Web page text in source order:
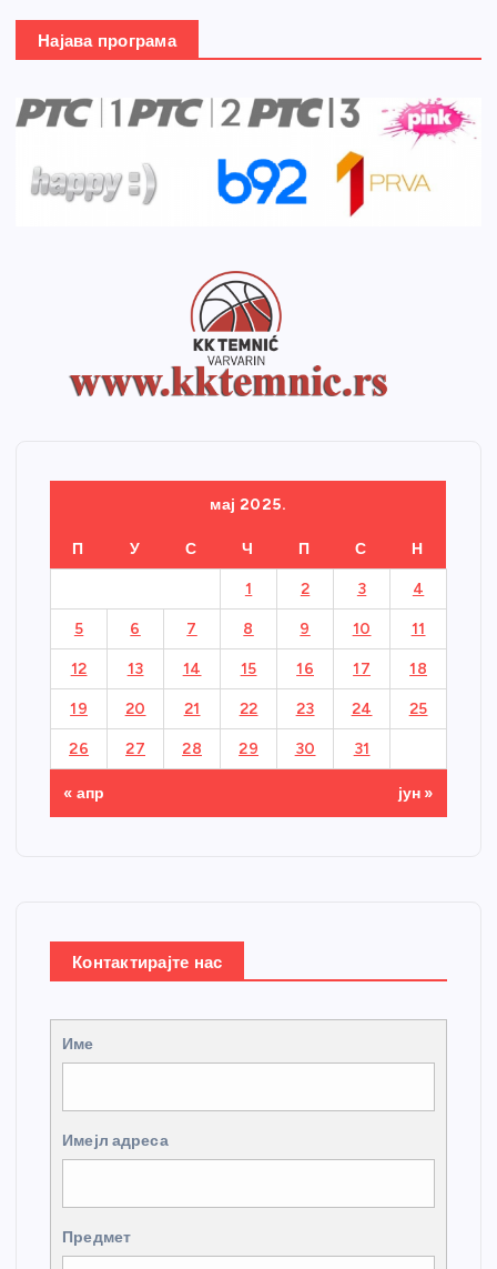
Најава програма
мај 2025.
П У С Ч П С Н
1 2 3 4
5 6 7 8 9 10 11
12 13 14 15 16 17 18
19 20 21 22 23 24 25
26 27 28 29 30 31
« апр јун »
Контактирајте нас
Име
Имејл адреса
Предмет